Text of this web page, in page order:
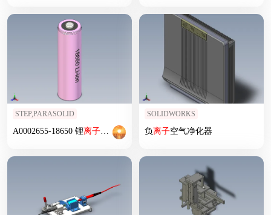
STEP,PARASOLID
A0002655-18650 锂离子电池
SOLIDWORKS
负离子空气净化器